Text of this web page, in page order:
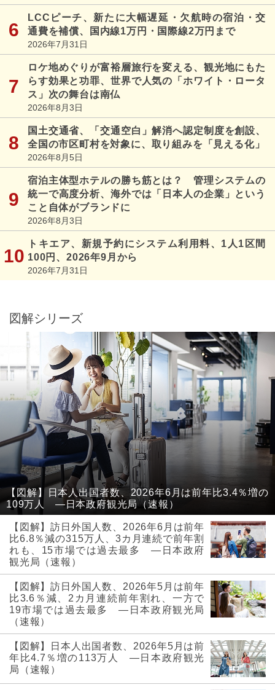
LCCピーチ、新たに大幅遅延・欠航時の宿泊・交
通費を補償、国内線1万円・国際線2万円まで
2026年7月31日
ロケ地めぐりが富裕層旅行を変える、観光地にもた
らす効果と功罪、世界で人気の「ホワイト・ロータ
ス」次の舞台は南仏
2026年8月3日
国土交通省、「交通空白」解消へ認定制度を創設、
全国の市区町村を対象に、取り組みを「見える化」
2026年8月5日
宿泊主体型ホテルの勝ち筋とは？ 管理システムの
統一で高度分析、海外では「日本人の企業」という
こと自体がブランドに
2026年8月3日
トキエア、新規予約にシステム利用料、1人1区間
100円、2026年9月から
2026年7月31日
図解シリーズ
【図解】日本人出国者数、2026年6月は前年比3.4％増の
109万人 ―日本政府観光局（速報）
【図解】訪日外国人数、2026年6月は前年
比6.8％減の315万人、3カ月連続で前年割
れも、15市場では過去最多 ―日本政府
観光局（速報）
【図解】訪日外国人数、2026年5月は前年
比3.6％減、2カ月連続前年割れ、一方で
19市場では過去最多 ―日本政府観光局
（速報）
【図解】日本人出国者数、2026年5月は前
年比4.7％増の113万人 ―日本政府観光
局（速報）